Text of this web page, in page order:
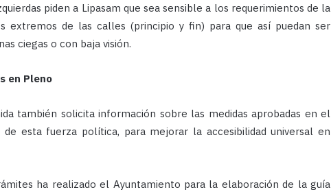
piden a Lipasam que sea sensible a los requerimientos de la
extremos de las calles (principio y fin) para que así puedan ser
ciegas o con baja visión.
en Pleno
también solicita información sobre las medidas aprobadas en el
esta fuerza política, para mejorar la accesibilidad universal en
ha realizado el Ayuntamiento para la elaboración de la guía